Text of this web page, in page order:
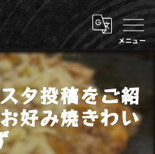
タ投稿をご紹
好み焼きわい